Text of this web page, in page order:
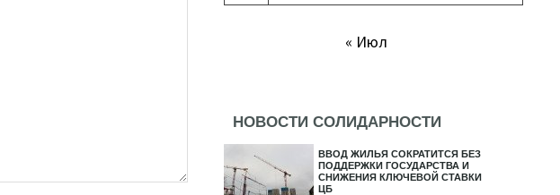
« Июл
НОВОСТИ СОЛИДАРНОСТИ
ВВОД ЖИЛЬЯ СОКРАТИТСЯ БЕЗ
ПОДДЕРЖКИ ГОСУДАРСТВА И
СНИЖЕНИЯ КЛЮЧЕВОЙ СТАВКИ
ЦБ